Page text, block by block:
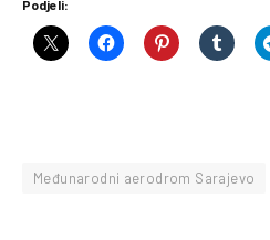
Podjeli:
Međunarodni aerodrom Sarajevo